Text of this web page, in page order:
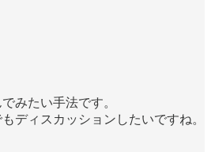
みたい手法です。
ディスカッションしたいですね。